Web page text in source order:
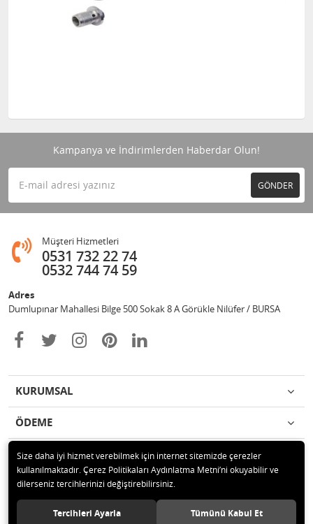
Kampanya ve İndirimlerden Haberdar Olun!
GÖNDER
Müşteri Hizmetleri
0531 732 22 74
0532 744 74 59
Adres
Dumlupınar Mahallesi Bilge 500 Sokak 8 A Görükle Nilüfer / BURSA
KURUMSAL
ÖDEME
İLETİŞİM
© 2020 MAG OTOMOTİV Tüm hakları saklıdır.
Size daha iyi hizmet verebilmek için internet sitemizde çerezler
kullanılmaktadır. Çerez Politikaları Aydınlatma Metni’ni okuyabilir ve
dilerseniz tercihlerinizi değiştirebilirsiniz.
Tercihleri Ayarla Tümünü Kabul Et